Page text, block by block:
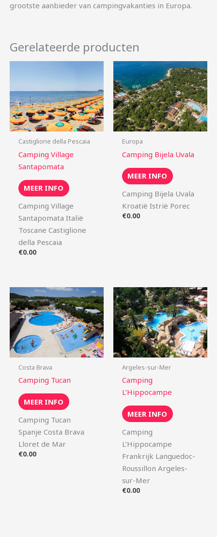
grootste aanbieder van campingvakanties in Europa.
Gerelateerde producten
Castiglione della Pescaia
Camping Village
Santapomata
MEER INFO
Camping Village
Santapomata Italië
Toscane Castiglione
della Pescaia
€0.00
Europa
Camping Bijela Uvala
MEER INFO
Camping Bijela Uvala
Kroatië Istrië Porec
€0.00
Costa Brava
Camping Tucan
MEER INFO
Camping Tucan
Spanje Costa Brava
Lloret de Mar
€0.00
Argeles-sur-Mer
Camping
L’Hippocampe
MEER INFO
Camping
L’Hippocampe
Frankrijk Languedoc-
Roussillon Argeles-
sur-Mer
€0.00